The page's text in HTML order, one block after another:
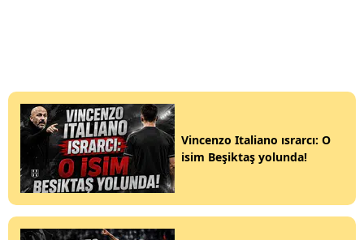
Vincenzo Italiano ısrarcı: O
isim Beşiktaş yolunda!